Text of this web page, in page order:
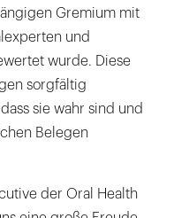
Gremium mit
und
wurde. Diese
sorgfältig
sie wahr sind und
Belegen
der Oral Health